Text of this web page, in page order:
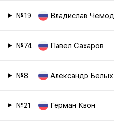
№19 Владислав
№74 Павел Сахаров
№8 Александр Белых
№21 Герман Квон